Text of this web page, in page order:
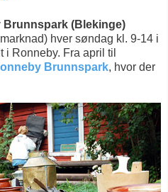
Brunnspark (Blekinge)
hver søndag kl. 9-14 i
i Ronneby. Fra april til
Brunnspark, hvor der